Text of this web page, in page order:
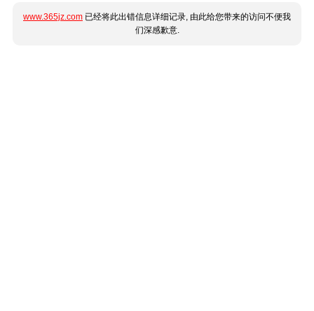
www.365jz.com 已经将此出错信息详细记录, 由此给您带来的访问不便我
们深感歉意.